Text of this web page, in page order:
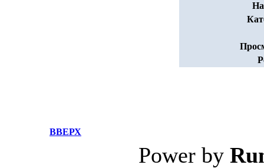
ВВЕРХ
Power by